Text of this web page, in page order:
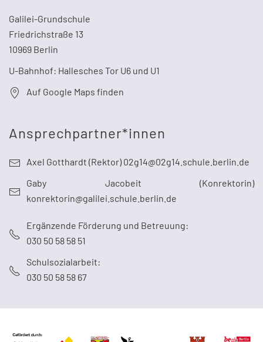
Galilei-Grundschule
Friedrichstraße 13
10969 Berlin
U-Bahnhof: Hallesches Tor U6 und U1
Auf Google Maps finden
Ansprechpartner*innen
Axel Gotthardt (Rektor) 02g14@02g14.schule.berlin.de
Gaby Jacobeit (Konrektorin)
konrektorin@galilei.schule.berlin.de
Ergänzende Förderung und Betreuung:
030 50 58 58 51
Schulsozialarbeit:
030 50 58 58 67